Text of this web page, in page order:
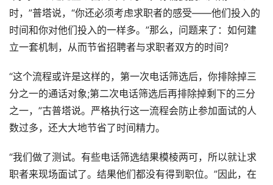
时，”普塔说，“你还必须考虑求职者的感受——他们投入的
时间和你对他们投入的一样多。”那么，问题来了：如何建
立一套机制，从而节省招聘者与求职者双方的时间?
“这个流程或许是这样的，第一次电话筛选后，你排除掉三
分之一的通话对象;第二次电话筛选后再排除掉剩下的三分
之一，”古普塔说。严格执行这一流程会防止参加面试的人
数过多，还大大地节省了时间精力。
“我们做了测试。有些电话筛选结果模棱两可，所以就让求
职者来现场面试了。结果他们都没有得到职位。”因此，在